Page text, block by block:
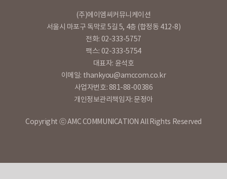
(주)에이엠씨커뮤니케이션
서울시 마포구 독막로 5길 5, 4층 (합정동 412-8)
전화: 02-333-5757
팩스: 02-333-5754
대표자: 윤석호
이메일: thankyou@amccom.co.kr
사업자번호: 881-88-00386
개인정보관리책임자: 문정아
Copyright ⓒ AMC COMMUNICATION All Rights Reserved